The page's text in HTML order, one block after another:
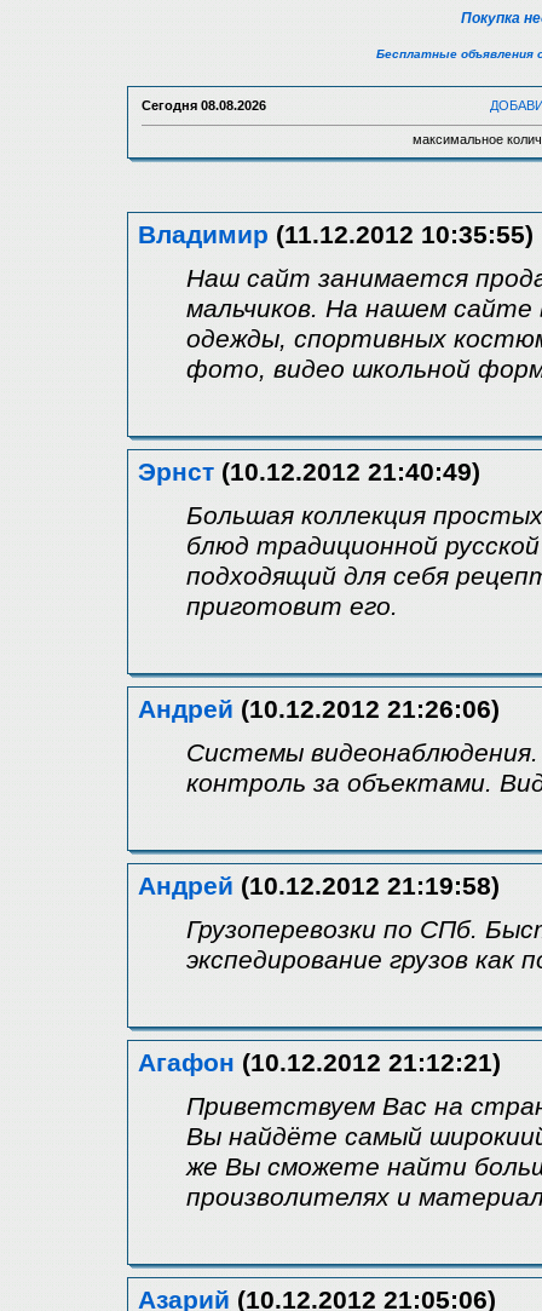
Покупка
Бесплатные объявления
Сегодня 08.08.2026
максимальное
Владимир (11.12.2012 10:35:55)
Наш сайт занимается
мальчиков. На нашем
одежды, спортивных
фото, видео школьной
Эрнст (10.12.2012 21:40:49)
Большая коллекция
блюд традиционной
подходящий для себя
приготовит его.
Андрей (10.12.2012 21:26:06)
Системы
контроль за объектами.
Андрей (10.12.2012 21:19:58)
Грузоперевозки по СПб.
экспедирование грузов
Агафон (10.12.2012 21:12:21)
Приветствуем Вас на
Вы найдёте самый
же Вы сможете найти
произволителях и
Азарий (10.12.2012 21:05:06)